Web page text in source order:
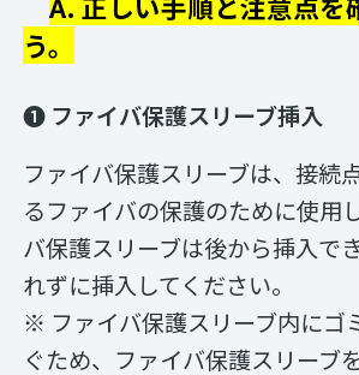
う。
❶ ファイバ保護スリーブ挿入
ファイバ保護スリーブは、接続
るファイバの保護のために使用
バ保護スリーブは後から挿入で
れずに挿入してください。
※ ファイバ保護スリーブ内にゴ
ぐため、ファイバ保護スリーブ